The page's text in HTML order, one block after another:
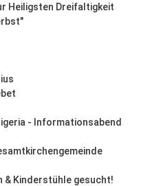
Heiligsten Dreifaltigkeit
- Informationsabend
& Kinderstühle gesucht!